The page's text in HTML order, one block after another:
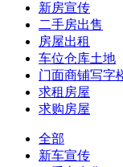
新房宣传
二手房出售
房屋出租
车位仓库土地
门面商铺写字
求租房屋
求购房屋
全部
新车宣传